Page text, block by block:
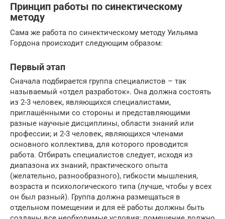
Принцип работы по синектическому
методу
Сама же работа по синектическому методу Уильяма
Гордона происходит следующим образом:
Первый этап
Сначала подбирается группа специалистов – так
называемый «отдел разработок». Она должна состоять
из 2-3 человек, являющихся специалистами,
приглашёнными со стороны и представляющими
разные научные дисциплины, области знаний или
профессии; и 2-3 человек, являющихся членами
основного коллектива, для которого проводится
работа. Отбирать специалистов следует, исходя из
диапазона их знаний, практического опыта
(желательно, разнообразного), гибкости мышления,
возраста и психологического типа (лучше, чтобы у всех
он был разный). Группа должна размещаться в
отдельном помещении и для её работы должны быть